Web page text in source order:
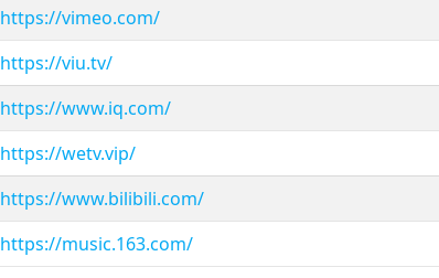
https://vimeo.com/
https://viu.tv/
https://www.iq.com/
https://wetv.vip/
https://www.bilibili.com/
https://music.163.com/